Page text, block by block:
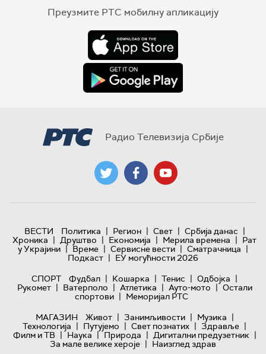
Преузмите РТС мобилну апликацију
Радио Телевизија Србије
ВЕСТИ Политика | Регион | Свет | Србија данас |
Хроника | Друштво | Економија | Мерила времена | Рат
у Украјини | Време | Сервисне вести | Сматрачница |
Подкаст | ЕУ могућности 2026
СПОРТ
Фудбал | Кошарка | Тенис | Одбојка |
Рукомет | Ватерполо | Атлетика | Ауто-мото | Остали
спортови | Меморијал РТС
МАГАЗИН
Живот | Занимљивости | Музика |
Технологијa | Путујемо | Свет познатих | Здравље |
Филм и ТВ | Наука | Природа | Дигитални предузетник |
За мале велике хероје | Наизглед здрав